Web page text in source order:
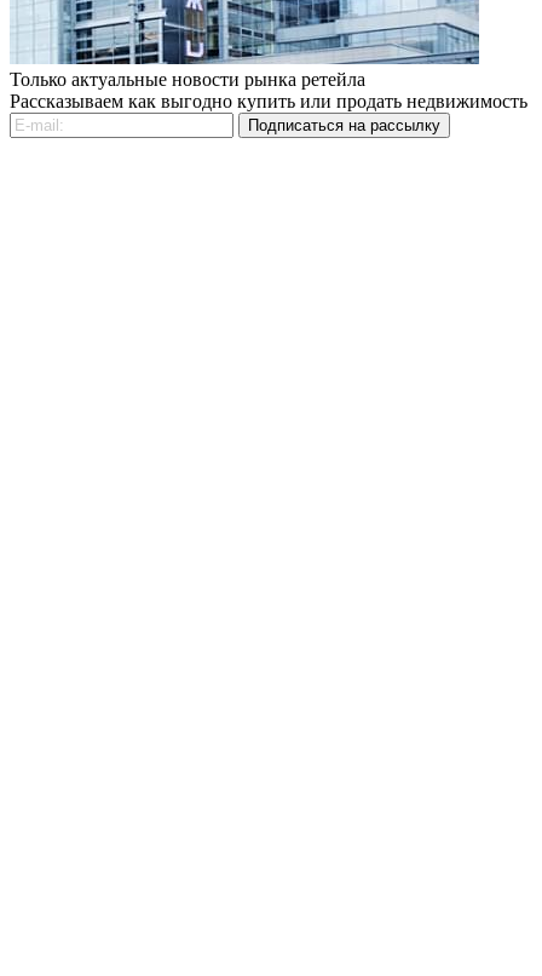
Только актуальные новости рынка ретейла
Рассказываем как выгодно купить или продать недвижимость